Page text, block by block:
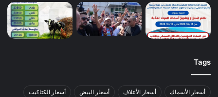
Tags
أسعار الأسماك أسعار الأعلاف أسعار البيض أسعار الكتاكيت